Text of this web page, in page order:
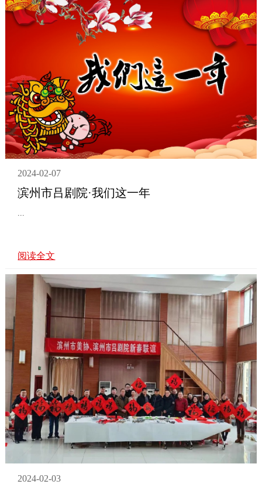
2024-02-07
滨州市吕剧院·我们这一年
...
阅读全文
2024-02-03